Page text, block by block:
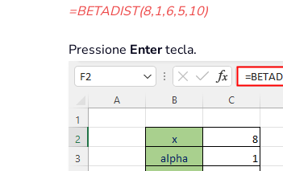
=BETADIST(8,1,6,5,10)
Pressione Entertecla.